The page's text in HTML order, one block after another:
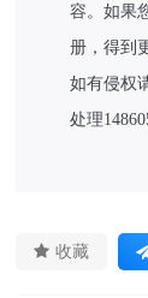
容。如果
册，得到
如有侵权
处理
收藏